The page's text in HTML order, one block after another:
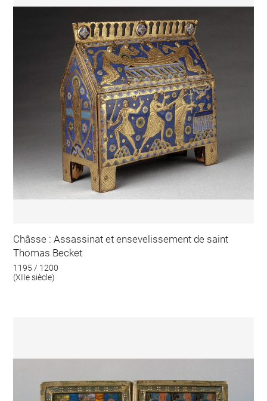
Châsse : Assassinat et ensevelissement de saint
Thomas Becket
1195 / 1200
(XIIe siècle)